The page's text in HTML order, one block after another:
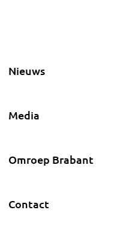
Nieuws
Media
Omroep Brabant
Contact